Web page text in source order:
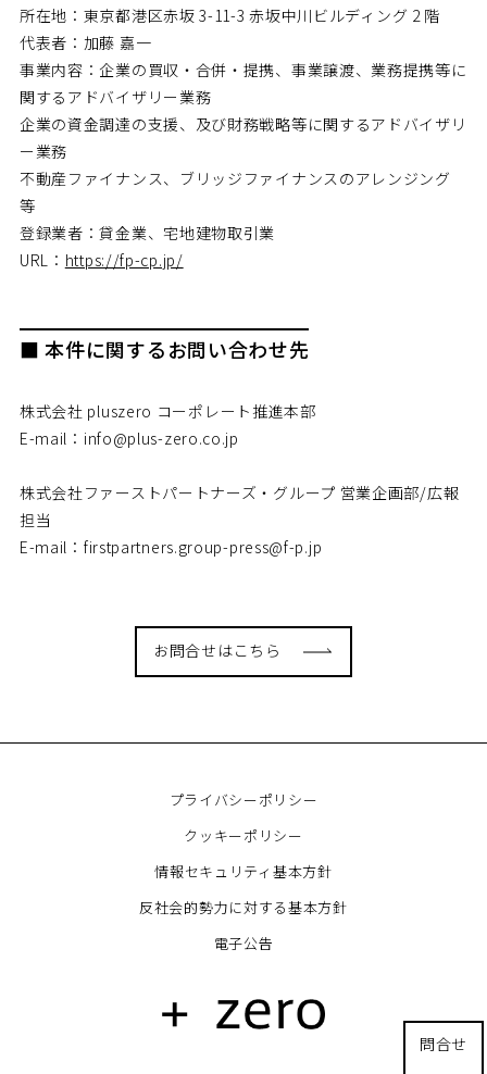
所在地：東京都港区赤坂 3-11-3 赤坂中川ビルディング 2 階
代表者：加藤 嘉一
事業内容：企業の買収・合併・提携、事業譲渡、業務提携等に
関するアドバイザリー業務
企業の資金調達の支援、及び財務戦略等に関するアドバイザリ
ー業務
不動産ファイナンス、ブリッジファイナンスのアレンジング
等
登録業者：貸金業、宅地建物取引業
URL： https://fp-cp.jp/
■ 本件に関するお問い合わせ先
株式会社 pluszero コーポレート推進本部
E-mail：info@plus-zero.co.jp
株式会社ファーストパートナーズ・グループ 営業企画部/広報
担当
E-mail：firstpartners.group-press@f-p.jp
問合せ
お問合せはこちら
プライバシーポリシー
クッキーポリシー
情報セキュリティ基本方針
反社会的勢力に対する基本方針
電子公告